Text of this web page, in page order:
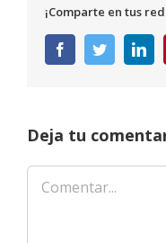
¡Comparte en tus
FacebookTwitter
Deja tu
Comentar